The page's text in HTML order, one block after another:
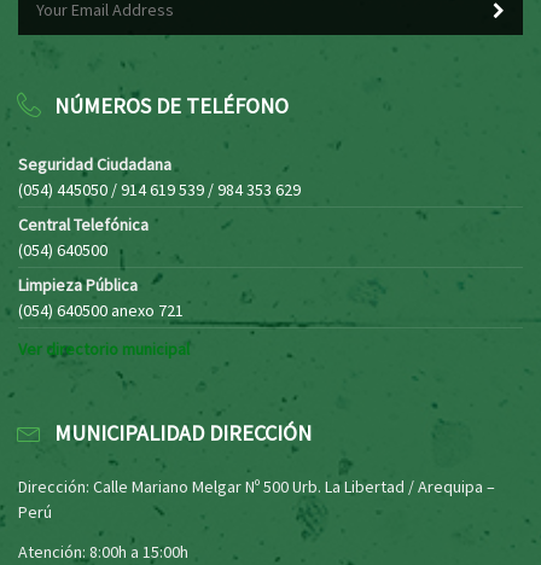
NÚMEROS DE TELÉFONO
Seguridad Ciudadana
(054) 445050 / 914 619 539 / 984 353 629
Central Telefónica
(054) 640500
Limpieza Pública
(054) 640500 anexo 721
Ver directorio municipal
MUNICIPALIDAD DIRECCIÓN
Dirección: Calle Mariano Melgar Nº 500 Urb. La Libertad / Arequipa –
Perú
Atención: 8:00h a 15:00h